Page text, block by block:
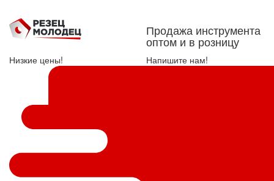
Продажа инструмента
оптом и в розницу
Низкие цены! Напишите нам!